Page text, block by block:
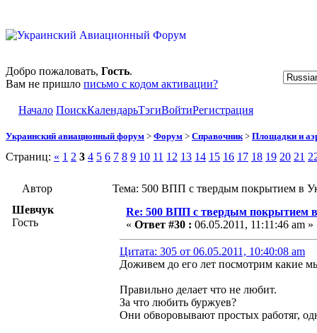
Добро пожаловать, Гость.
Вам не пришло письмо с кодом активации?
Начало ПоискКалендарьТэгиВойтиРегистрация
Украинский авиационный форум > Форум > Справочник > Площадки и
Страниц: « 1 2 3 4 5 6 7 8 9 10 11 12 13 14 15 16 17 18 19 20 21
Автор
Тема: 500 ВПП с твердым покрытием в
Шевчук
Гость
Re: 500 ВПП с твердым покрытием
« Ответ #30 : 06.05.2011, 11:11:46 am »
Цитата: 305 от 06.05.2011, 10:40:08 am
Доживем до его лет посмотрим какие
Правильно делает что не любит.
За что любить буржуев?
Они обворовывают простых работяг,